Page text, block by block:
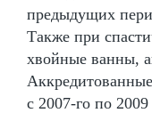
предыдущих
Также при
хвойные ванны,
с 2007-го по